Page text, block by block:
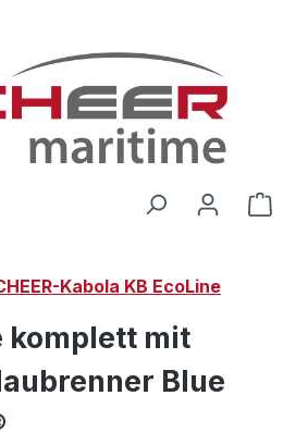
Kabola KB EcoLine
komplett mit
Blue